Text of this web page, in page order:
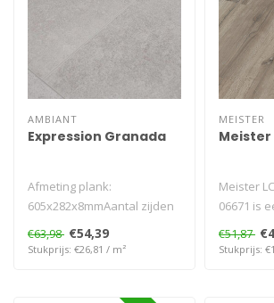
AMBIANT
Expression Granada
Afmeting plank:
605x282x8mmAantal zijden
V-groef: 4VGarantie
Woongebruik (jaren)..
€63,98 €54,39
Stukprijs: €26,81 / m²
MEISTER
Meister
Meister
06671 is
met
€51,87
Stukprijs: